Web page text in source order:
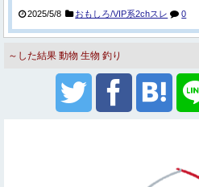
2025/5/8 おもしろ/VIP系2chスレ 0
～した結果 動物 生物 釣り